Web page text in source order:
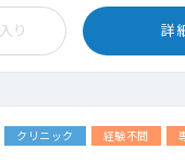
り 詳
クリニック 経験不問